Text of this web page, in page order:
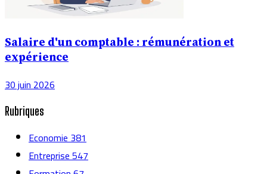
Salaire d'un comptable : rémunération et
expérience
30 juin 2026
Rubriques
Economie381
Entreprise547